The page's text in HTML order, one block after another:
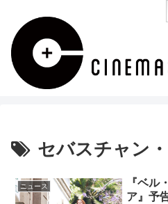
セバスチャン
ニュース
『ベル
ア』予